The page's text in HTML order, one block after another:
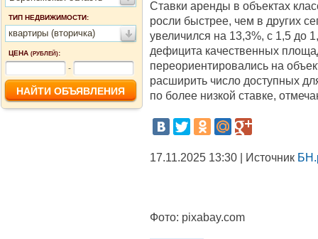
ТИП НЕДВИЖИМОСТИ:
квартиры (вторичка)
ЦЕНА (РУБЛЕЙ):
-
Ставки аренды в объектах
росли быстрее, чем в других
увеличился на 13,3%, с 1,5 до
дефицита качественных
переориентировались на
расширить число доступных
по более низкой ставке,
17.11.2025 13:30 | Источник
Фото: pixabay.com